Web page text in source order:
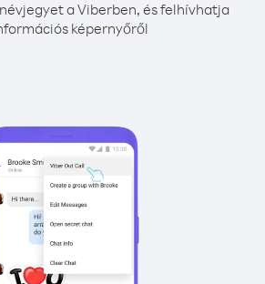
a Viberben, és felhívhatja
képernyőről